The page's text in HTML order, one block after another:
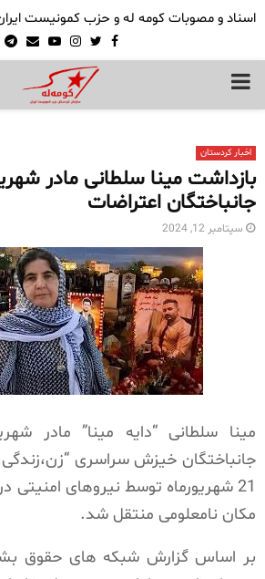
اسناد و مصوبات کومه له و حزب کمونیست
Facebook
Twitter
Instagram
Youtube
Email
PRIMARY
اخبار کردستان
بازداشت مینا سلطانی مادر
جانباختگان اعتراضات
سپتامبر 12, 2024
مینا سلطانی “دایه مینا” مادر
جانباختگان خیزش سراسری
21 شهریورماه توسط نیروهای امنیتی
مکان نامعلومی منتقل شد.
بر ا‌ساس گزارش شبکه های حقوق‌